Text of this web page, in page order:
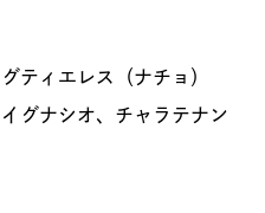
ティエレス（ナチョ）
グナシオ、チャラテナン